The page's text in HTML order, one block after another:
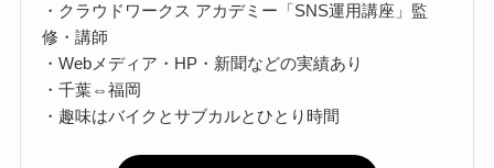
・クラウドワークス アカデミー「SNS運用講座」監
修・講師
・Webメディア・HP・新聞などの実績あり
・千葉⇔福岡
・趣味はバイクとサブカルとひとり時間